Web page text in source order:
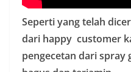
Seperti yang telah
dari happy customer
pengecetan dari spray